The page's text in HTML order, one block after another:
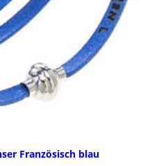
Französisch blau